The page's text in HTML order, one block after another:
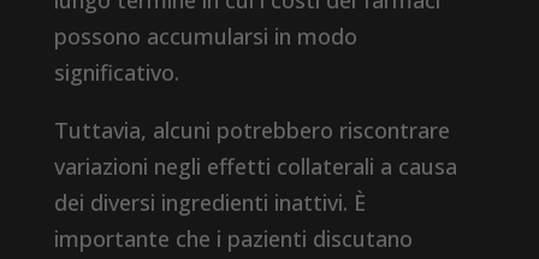
possono accumularsi in modo
significativo.
Tuttavia, alcuni potrebbero riscontrare
variazioni negli effetti collaterali a causa
dei diversi ingredienti inattivi. È
importante che i pazienti discutano